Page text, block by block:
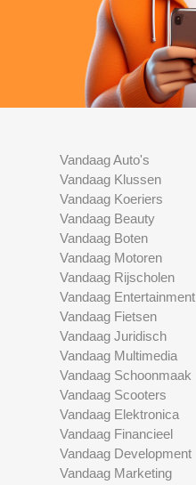
Vandaag Auto's
Vandaag Klussen
Vandaag Koeriers
Vandaag Beauty
Vandaag Boten
Vandaag Motoren
Vandaag Rijscholen
Vandaag Entertainment
Vandaag Fietsen
Vandaag Juridisch
Vandaag Multimedia
Vandaag Schoonmaak
Vandaag Scooters
Vandaag Elektronica
Vandaag Financieel
Vandaag Development
Vandaag Marketing